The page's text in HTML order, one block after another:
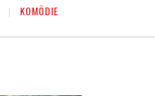
KOMÖDIE